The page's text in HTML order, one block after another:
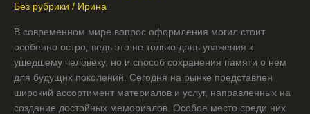
Без рубрики / Ирина
В современном мире вопрос оформления могил стоит
особенно остро, ведь это не только дань уважения к
ушедшему человеку, но и способ сохранения памяти о нем
для будущих поколений. Сегодня на рынке представлен
широкий ассортимент материалов и услуг, направленных на
создание достойных мемориалов. Особое место среди них